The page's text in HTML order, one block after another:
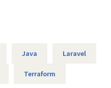
SREのプラクティスを浸
きます。
を俯瞰し、共通基盤とし
を用いた可観測性の構
Java Laravel
Terraform